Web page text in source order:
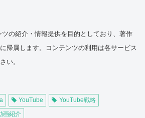
の紹介・情報提供を目的としており、著作
帰属します。コンテンツの利用は各サービス
い。
YouTube
YouTube戦略
画紹介